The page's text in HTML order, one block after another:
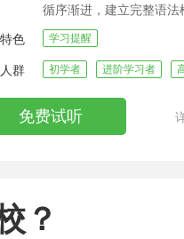
循序渐进，建立完整语法
色
学习提醒
群 初学者 进阶学习者
免费试听
？